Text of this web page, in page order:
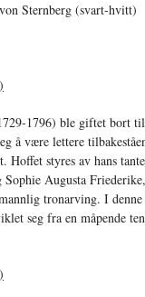
Sternberg (svart-hvitt)
1796) ble giftet bort
å være lettere
Hoffet styres av hans
Augusta
tronarving. I
seg fra en måpende